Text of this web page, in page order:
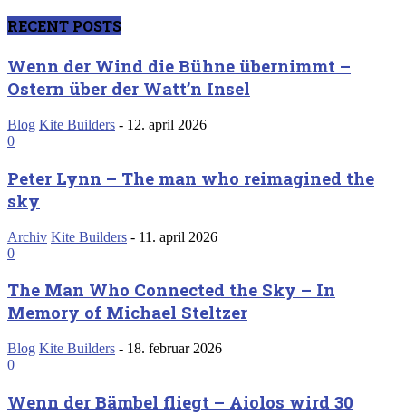
RECENT POSTS
Wenn der Wind die Bühne übernimmt –
Ostern über der Watt’n Insel
Blog Kite Builders - 12. april 2026
0
Peter Lynn – The man who reimagined the
sky
Archiv Kite Builders - 11. april 2026
0
The Man Who Connected the Sky – In
Memory of Michael Steltzer
Blog Kite Builders - 18. februar 2026
0
Wenn der Bämbel fliegt – Aiolos wird 30